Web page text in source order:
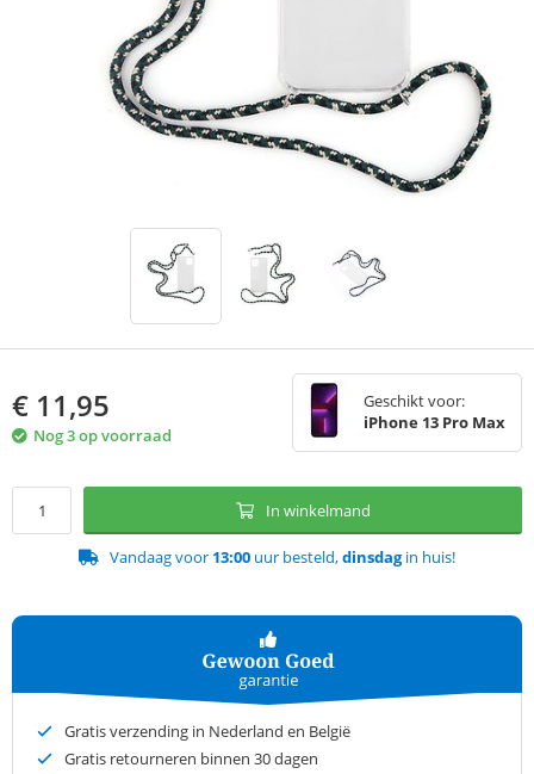
€ 11,95
Nog 3 op voorraad
Geschikt voor:
iPhone 13 Pro Max
In winkelmand
Vandaag voor 13:00 uur besteld,dinsdagin huis!
Gratis verzending in Nederland en België
Gratis retourneren binnen 30 dagen